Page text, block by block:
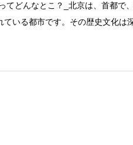
てどんなとこ？_北京は、首都で
ている都市です。その歴史文化は